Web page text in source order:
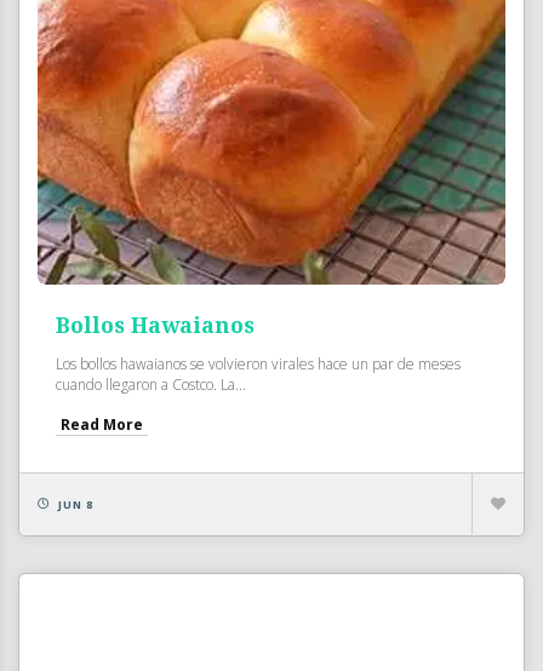
Bollos Hawaianos
Los bollos hawaianos se volvieron virales hace un par de meses
cuando llegaron a Costco. La...
Read More
JUN 8